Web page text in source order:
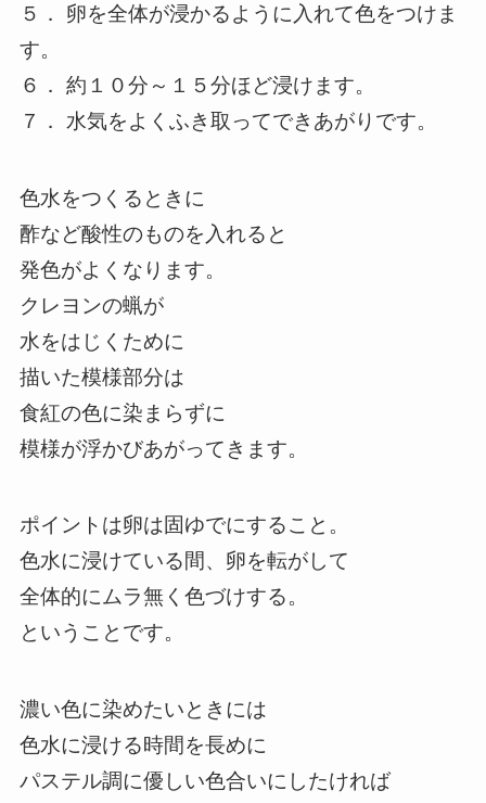
５． 卵を全体が浸かるように入れて色をつけま
す。
６． 約１０分～１５分ほど浸けます。
７． 水気をよくふき取ってできあがりです。
色水をつくるときに
酢など酸性のものを入れると
発色がよくなります。
クレヨンの蝋が
水をはじくために
描いた模様部分は
食紅の色に染まらずに
模様が浮かびあがってきます。
ポイントは卵は固ゆでにすること。
色水に浸けている間、卵を転がして
全体的にムラ無く色づけする。
ということです。
濃い色に染めたいときには
色水に浸ける時間を長めに
パステル調に優しい色合いにしたければ